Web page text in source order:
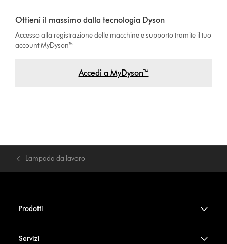
Ottieni il massimo dalla tecnologia Dyson
Accesso alla registrazione delle macchine e supporto tramite il tuo
account MyDyson™
Accedi a MyDyson™
Lampada da lavoro
Prodotti
Servizi